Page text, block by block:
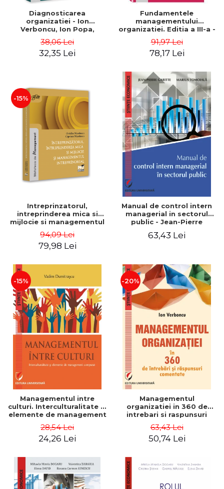
Diagnosticarea
organizatiei - Ion
Verboncu, Ion Popa,
38,06 Lei
32,35 Lei
Fundamentele
managementului
organizatiei. Editia a III-a -
91,97 Lei
78,17 Lei
-15%
Intreprinzatorul,
intreprinderea mica si
mijlocie si managementul
Nicolescu, Ciprian
Nicolescu
94,09 Lei
79,98 Lei
Manual de control intern
managerial in sectorul
public - Jean-Pierre
63,43 Lei
-15%
Managementul intre
culturi. Interculturalitate si
elemente de management
Dumitrascu
28,54 Lei
24,26 Lei
-20%
Managementul
organizatiei in 360 de
intrebari si raspunsuri
63,43 Lei
50,74 Lei